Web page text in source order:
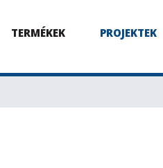
TERMÉKEK PROJEKTEK